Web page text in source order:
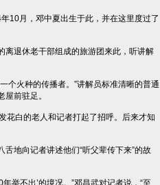
月，邓中夏出生于此，并在这里度过了
退休老干部组成的旅游团来此，听讲解
火种的传播者。”讲解员标准清晰的普通
前驻足。
花白的老人和记者打起了招呼。后来才知
地向记者讲述他们“听父辈传下来”的故
不出’的境况。”邓昌武对记者说，“至